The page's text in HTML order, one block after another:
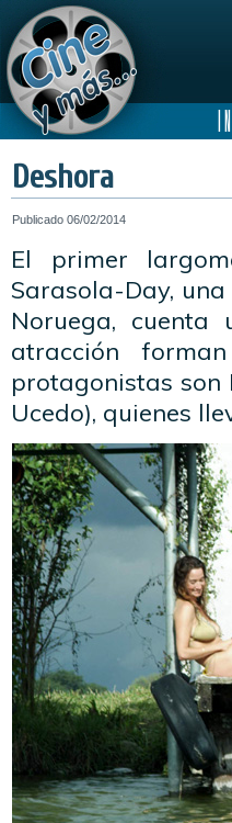
I
Deshora
Publicado 06/02/2014
El primer
Sarasola-Day,
Noruega,
atracción
protagonistas son
Ucedo), quienes